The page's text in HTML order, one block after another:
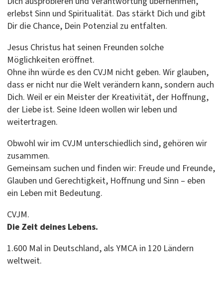
erlebst Sinn und Spiritualität. Das stärkt Dich und gibt
Dir die Chance, Dein Potenzial zu entfalten.
Jesus Christus hat seinen Freunden solche
Möglichkeiten eröffnet.
Ohne ihn würde es den CVJM nicht geben. Wir glauben,
dass er nicht nur die Welt verändern kann, sondern auch
Dich. Weil er ein Meister der Kreativität, der Hoffnung,
der Liebe ist. Seine Ideen wollen wir leben und
weitertragen.
Obwohl wir im CVJM unterschiedlich sind, gehören wir
zusammen.
Gemeinsam suchen und finden wir: Freude und Freunde,
Glauben und Gerechtigkeit, Hoffnung und Sinn – eben
ein Leben mit Bedeutung.
CVJM.
Die Zeit deines Lebens.
1.600 Mal in Deutschland, als YMCA in 120 Ländern
weltweit.